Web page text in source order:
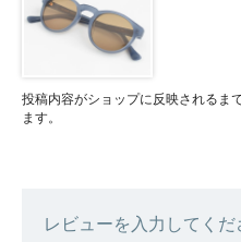
投稿内容がショップに反映されるま
ます。
レビューを入力してくだ